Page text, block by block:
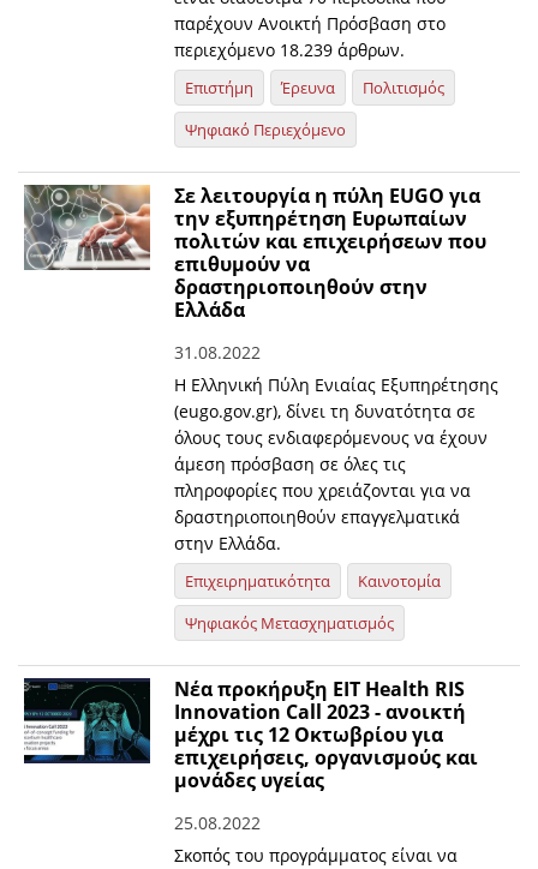
παρέχουν Ανοικτή Πρόσβαση στο
περιεχόμενο 18.239 άρθρων.
Επιστήμη Έρευνα
Πολιτισμός
Ψηφιακό Περιεχόμενο
Σε λειτουργία η πύλη EUGO για
την εξυπηρέτηση Ευρωπαίων
πολιτών και επιχειρήσεων που
επιθυμούν να
δραστηριοποιηθούν στην
Ελλάδα
31.08.2022
H Ελληνική Πύλη Ενιαίας Εξυπηρέτησης
(eugo.gov.gr), δίνει τη δυνατότητα σε
όλους τους ενδιαφερόμενους να έχουν
άμεση πρόσβαση σε όλες τις
πληροφορίες που χρειάζονται για να
δραστηριοποιηθούν επαγγελματικά
στην Ελλάδα.
Επιχειρηματικότητα
Καινοτομία
Ψηφιακός Μετασχηματισμός
Νέα προκήρυξη EIT Health RIS
Innovation Call 2023 - ανοικτή
μέχρι τις 12 Οκτωβρίου για
επιχειρήσεις, οργανισμούς και
μονάδες υγείας
25.08.2022
Σκοπός του προγράμματος είναι να